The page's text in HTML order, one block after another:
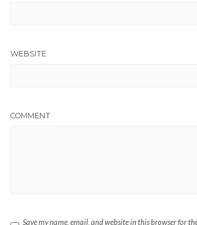
WEBSITE
COMMENT
Save my name, email, and website in this browser for